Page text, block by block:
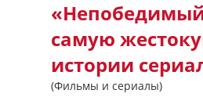
самую
истории
(Фильмы и сериалы)